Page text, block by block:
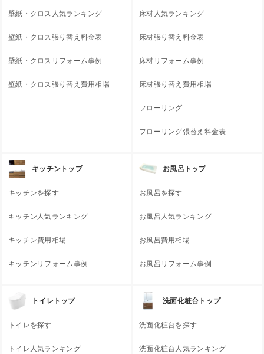
壁紙・クロス人気ランキング
壁紙・クロス張り替え料金表
壁紙・クロスリフォーム事例
壁紙・クロス張り替え費用相場
床材人気ランキング
床材張り替え料金表
床材リフォーム事例
床材張り替え費用相場
フローリング
フローリング張替え料金表
キッチントップ
キッチンを探す
キッチン人気ランキング
キッチン費用相場
キッチンリフォーム事例
お風呂トップ
お風呂を探す
お風呂人気ランキング
お風呂費用相場
お風呂リフォーム事例
トイレトップ
トイレを探す
トイレ人気ランキング
洗面化粧台トップ
洗面化粧台を探す
洗面化粧台人気ランキング